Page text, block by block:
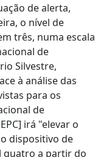
de alerta,
o nível de
três, numa escala
de
Silvestre,
à análise das
para os
de
irá "elevar o
dispositivo de
quatro a partir do